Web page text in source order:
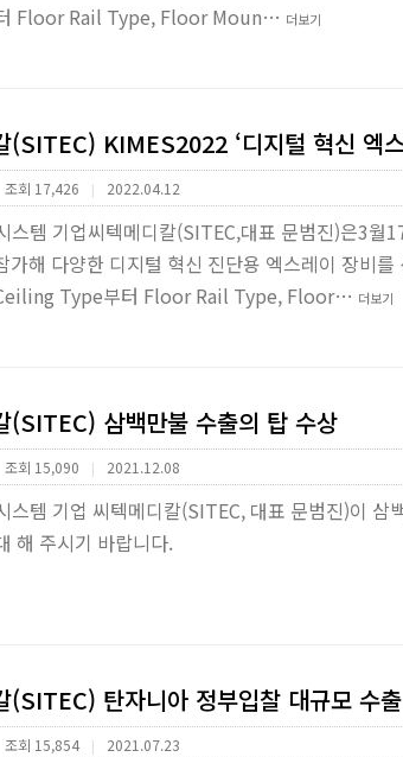
Floor Rail Type, Floor Moun… 더보기
(SITEC) KIMES2022 ‘디지털 혁신 엑
조회 17,426 | 2022.04.12
스템 기업씨텍메디칼(SITEC,대표 문범진)은3
가해 다양한 디지털 혁신 진단용 엑스레이 장비
Type부터 Floor Rail Type, Floor… 더보기
(SITEC) 삼백만불 수출의 탑 수상
조회 15,090 | 2021.12.08
스템 기업 씨텍메디칼(SITEC, 대표 문범진)이
해 주시기 바랍니다.
(SITEC) 탄자니아 정부입찰 대규모 수
조회 15,854 | 2021.07.23